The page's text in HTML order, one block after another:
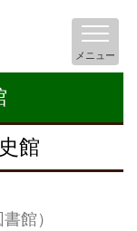
館
メニュー
館）